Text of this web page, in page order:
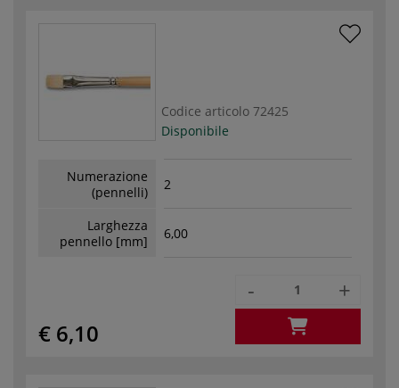
Codice articolo 72425
Disponibile
Numerazione
(pennelli)
2
Larghezza
pennello [mm]
6,00
€ 6,10
- +